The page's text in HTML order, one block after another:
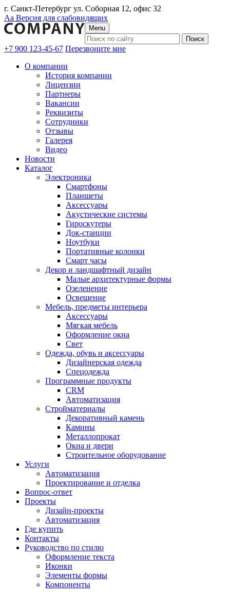
г. Санкт-Петербург ул. Соборная 12, офис 32
Аа Версия для слабовидящих
Menu
+7 900 123-45-67 Перезвоните мне
О компании
История компании
Лицензии
Партнеры
Вакансии
Реквизиты
Сотрудники
Отзывы
Галерея
Видео
Новости
Каталог
Электроника
Смартфоны
Планшеты
Аксессуары
Акустические системы
Гироскутеры
Док-станции
Ноутбуки
Портативные колонки
Смарт часы
Декор и ландшафтный дизайн
Малые архитектурные формы
Озеленение
Освещение
Мебель, предметы интерьера
Аксессуары
Мягкая мебель
Оформление окна
Свет
Одежда, обувь и аксессуары
Дизайнерская одежда
Спецодежда
Программные продукты
CRM
Автоматизация
Стройматериалы
Декоративный камень
Камины
Металлопрокат
Окна и двери
Строительное оборудование
Услуги
Автоматизация
Проектирование и отделка
Вопрос-ответ
Проекты
Дизайн-проекты
Автоматизация
Где купить
Контакты
Руководство по стилю
Оформление текста
Иконки
Элементы формы
Компоненты